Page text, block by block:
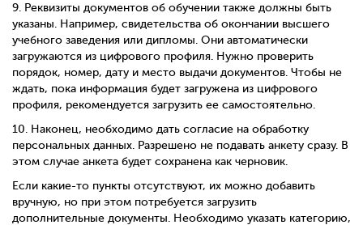
9. Реквизиты документов об обучении также должны быть
указаны. Например, свидетельства об окончании высшего
учебного заведения или дипломы. Они автоматически
загружаются из цифрового профиля. Нужно проверить
порядок, номер, дату и место выдачи документов. Чтобы не
ждать, пока информация будет загружена из цифрового
профиля, рекомендуется загрузить ее самостоятельно.
10. Наконец, необходимо дать согласие на обработку
персональных данных. Разрешено не подавать анкету сразу. В
этом случае анкета будет сохранена как черновик.
Если какие-то пункты отсутствуют, их можно добавить
вручную, но при этом потребуется загрузить
дополнительные документы. Необходимо указать категорию,